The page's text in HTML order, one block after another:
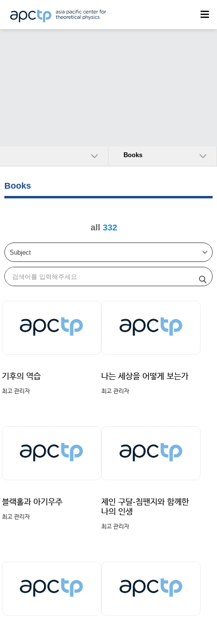
Books
Books
all332
기후의 역습
최고 관리자
나는 세상을 어떻게 보는가
최고 관리자
블랙홀과 아기우주
최고 관리자
제인 구달-침팬지와 함께한
나의 인생
최고 관리자